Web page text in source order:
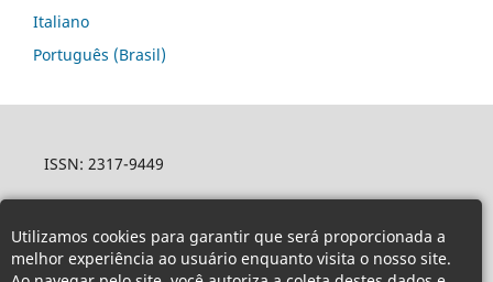
Utilizamos cookies para garantir que será proporcionada a
melhor experiência ao usuário enquanto visita o nosso site.
Italiano
Português (Brasil)
ISSN: 2317-9449